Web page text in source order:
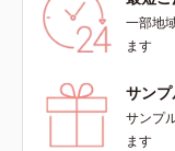
一部地
ます
サン
サンプ
ます